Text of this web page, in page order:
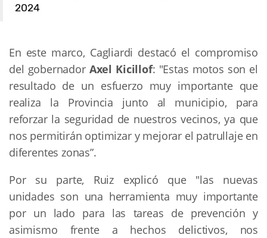
2024
En este marco, Cagliardi destacó el compromiso
del gobernador Axel Kicillof: "Estas motos son el
resultado de un esfuerzo muy importante que
realiza la Provincia junto al municipio, para
reforzar la seguridad de nuestros vecinos, ya que
nos permitirán optimizar y mejorar el patrullaje en
diferentes zonas”.
Por su parte, Ruiz explicó que "las nuevas
unidades son una herramienta muy importante
por un lado para las tareas de prevención y
asimismo frente a hechos delictivos, nos